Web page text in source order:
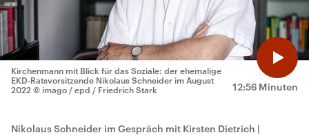
12:56 Minuten
Kirchenmann mit Blick für das Soziale: der ehemalige
EKD-Ratsvorsitzende Nikolaus Schneider im August
2022 © imago / epd / Friedrich Stark
Nikolaus Schneider im Gespräch mit Kirsten Dietrich |